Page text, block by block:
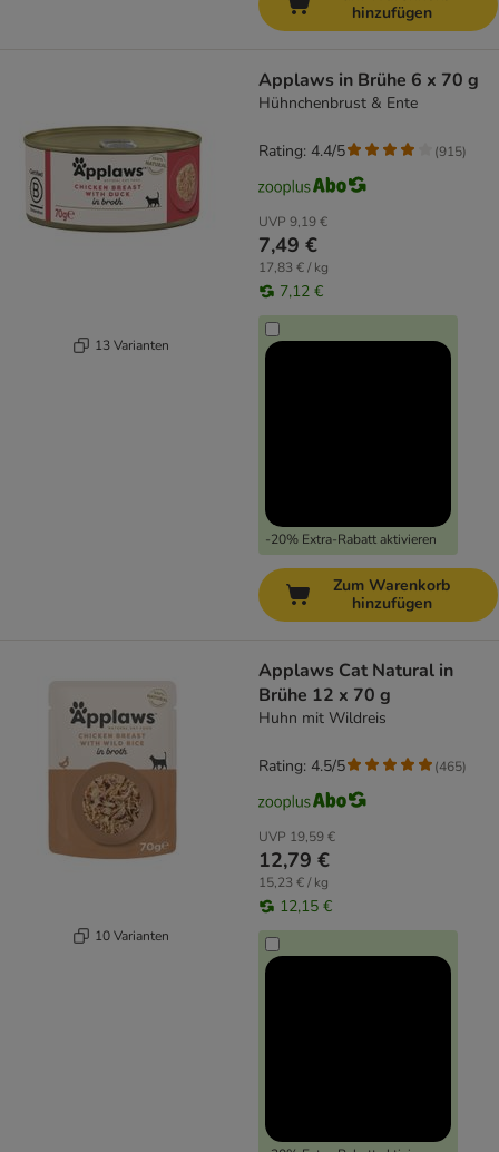
hinzufügen
13 Varianten
Applaws in Brühe 6 x 70 g
Hühnchenbrust & Ente
UVP 9,19 €
7,49 €
17,83 € / kg
7,12 €
-20% Extra-Rabatt aktivieren
Rating: 4.4/5 (915)
Zum Warenkorb
hinzufügen
10 Varianten
Applaws Cat Natural in
Brühe 12 x 70 g
Huhn mit Wildreis
UVP 19,59 €
12,79 €
15,23 € / kg
12,15 €
Rating: 4.5/5 (465)